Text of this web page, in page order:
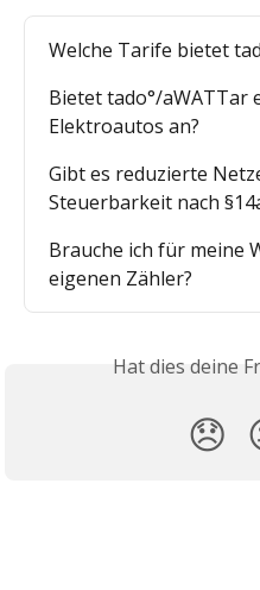
Welche Tarife bietet
Bietet tado°/aWATTar
Elektroautos an?
Gibt es reduzierte
Steuerbarkeit nach
Brauche ich für meine
eigenen Zähler?
Hat dies deine
😞